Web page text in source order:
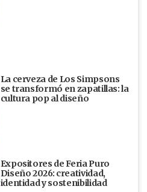
La cerveza de Los Simpsons
se transformó en zapatillas: la
cultura pop al diseño
Expositores de Feria Puro
Diseño 2026: creatividad,
identidad y sostenibilidad